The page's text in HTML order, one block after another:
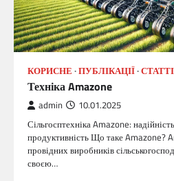
КОРИСНЕ ПУБЛІКАЦІЇ СТАТТІ
Техніка Amazone
admin 10.01.2025
Сільгосптехніка Amazone:
продуктивність Що таке Amazone?
провідних виробників
своєю…